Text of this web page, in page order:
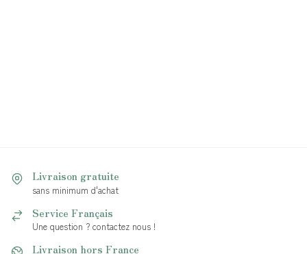
Livraison gratuite
sans minimum d'achat
Service Français
Une question ? contactez nous !
Livraison hors France